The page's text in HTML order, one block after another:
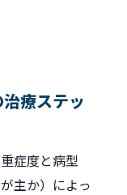
療ステッ
症度と病型
主か）によっ